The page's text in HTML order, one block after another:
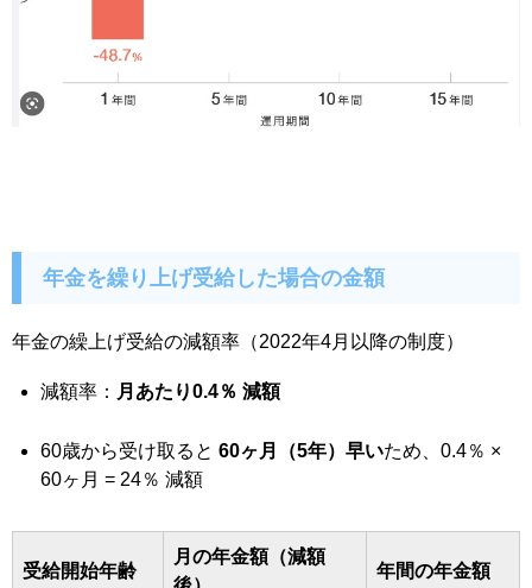
年金を繰り上げ受給した場合の金額
年金の繰上げ受給の減額率（2022年4月以降の制度）
減額率： 月あたり0.4％ 減額
60歳から受け取ると 60ヶ月（5年）早いため、0.4％ ×
60ヶ月 = 24％ 減額
受給開始年齢
月の年金額（減額
後）
年間の年金額